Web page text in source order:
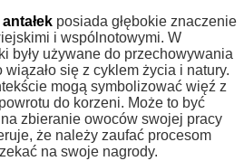
antałek posiada głębokie znaczenie
i wspólnotowymi. W
były używane do przechowywania
się z cyklem życia i natury.
mogą symbolizować więź z
do korzeni. Może to być
zbieranie owoców swojej pracy
że należy zaufać procesom
na swoje nagrody.